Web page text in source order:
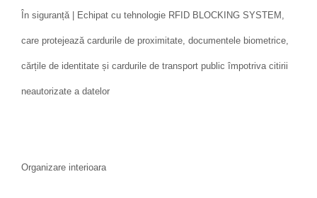
În siguranță | Echipat cu tehnologie RFID BLOCKING SYSTEM,
care protejează cardurile de proximitate, documentele biometrice,
cărțile de identitate și cardurile de transport public împotriva citirii
neautorizate a datelor
Organizare interioara